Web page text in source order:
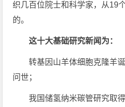
织几百位院士和科学家，从19
的。
这十大基础研究新闻为：
转基因山羊体细胞克隆羊
问世；
我国储氢纳米碳管研究取得